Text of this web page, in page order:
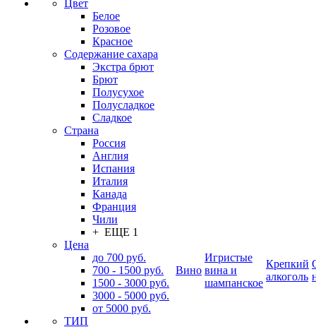
Цвет
Белое
Розовое
Красное
Содержание сахара
Экстра брют
Брют
Полусухое
Полусладкое
Сладкое
Страна
Россия
Англия
Испания
Италия
Канада
Франция
Чили
+ ЕЩЕ 1
Цена
до 700 руб.
700 - 1500 руб.
1500 - 3000 руб.
3000 - 5000 руб.
от 5000 руб.
ТИП
Вино
Игристые
вина и
шампанское
Крепкий
алкоголь